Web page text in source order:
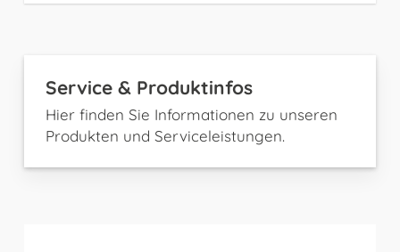
Service & Produktinfos
Hier finden Sie Informationen zu unseren
Produkten und Serviceleistungen.